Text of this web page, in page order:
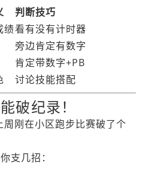
判断技巧
绩看有没有计时器
旁边肯定有数字
肯定带数字+PB
讨论技能搭配
破纪录！
刚在小区跑步比赛破了个
支几招：